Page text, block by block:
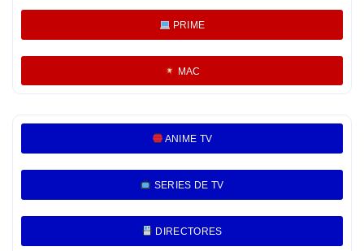
PRIME
MAC
ANIME TV
SERIES DE TV
DIRECTORES